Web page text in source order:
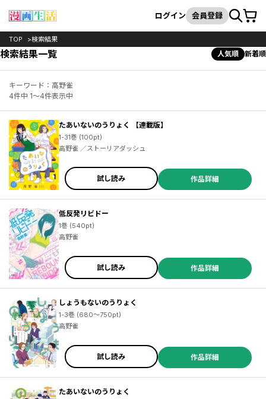
検索
ログイン 会員登録カート
TOP 検索結果
検索結果一覧 人気順 新着順
キーワード：高野雀
4件中 1～4件表示中
たあいないのうりょく 【連載版】
1-31巻 (100pt)
高野雀 ／ストーリアダッシュ
試し読み 作品詳細
低反発リビドー
1巻 (540pt)
高野雀
試し読み 作品詳細
しょうもないのうりょく
1-3巻 (680～750pt)
高野雀
試し読み 作品詳細
たあいないのうりょく